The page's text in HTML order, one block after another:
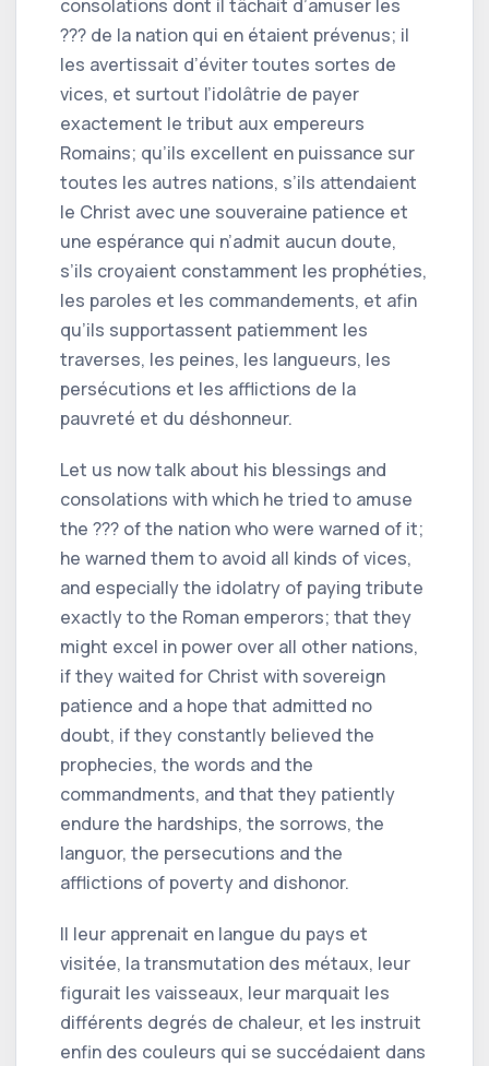
consolations dont il tâchait d’amuser les
??? de la nation qui en étaient prévenus; il
les avertissait d’éviter toutes sortes de
vices, et surtout l’idolâtrie de payer
exactement le tribut aux empereurs
Romains; qu’ils excellent en puissance sur
toutes les autres nations, s’ils attendaient
le Christ avec une souveraine patience et
une espérance qui n’admit aucun doute,
s’ils croyaient constamment les prophéties,
les paroles et les commandements, et afin
qu’ils supportassent patiemment les
traverses, les peines, les langueurs, les
persécutions et les afflictions de la
pauvreté et du déshonneur.
Let us now talk about his blessings and
consolations with which he tried to amuse
the ??? of the nation who were warned of it;
he warned them to avoid all kinds of vices,
and especially the idolatry of paying tribute
exactly to the Roman emperors; that they
might excel in power over all other nations,
if they waited for Christ with sovereign
patience and a hope that admitted no
doubt, if they constantly believed the
prophecies, the words and the
commandments, and that they patiently
endure the hardships, the sorrows, the
languor, the persecutions and the
afflictions of poverty and dishonor.
Il leur apprenait en langue du pays et
visitée, la transmutation des métaux, leur
figurait les vaisseaux, leur marquait les
différents degrés de chaleur, et les instruit
enfin des couleurs qui se succédaient dans